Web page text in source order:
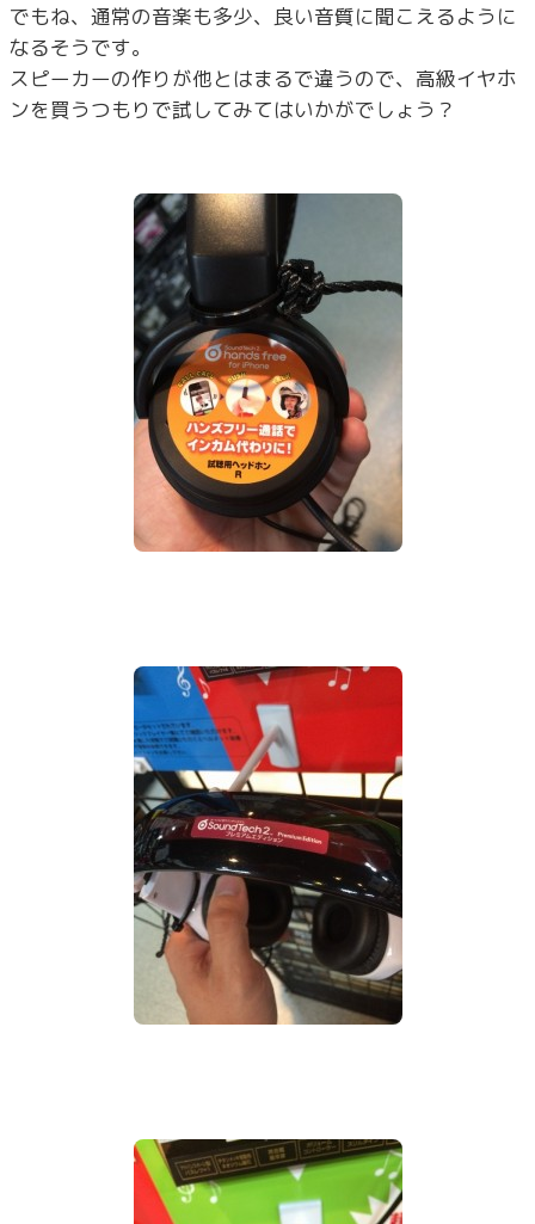
でもね、通常の音楽も多少、良い音質に聞こえるように
なるそうです。
スピーカーの作りが他とはまるで違うので、高級イヤホ
ンを買うつもりで試してみてはいかがでしょう？